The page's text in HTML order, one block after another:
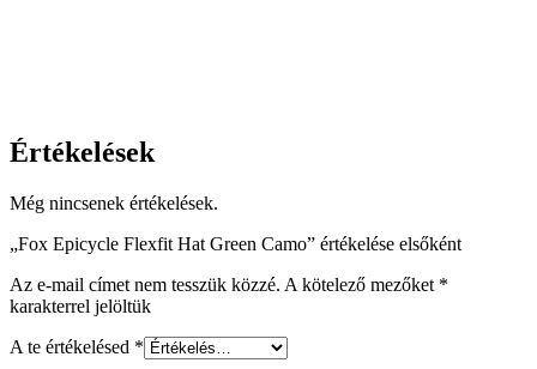
Értékelések
Még nincsenek értékelések.
„Fox Epicycle Flexfit Hat Green Camo” értékelése elsőként
Az e-mail címet nem tesszük közzé. A kötelező mezőket *
karakterrel jelöltük
A te értékelésed *